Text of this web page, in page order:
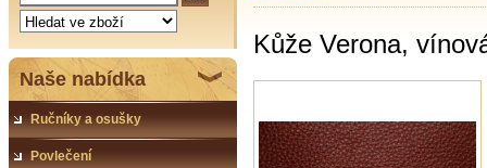
Naše nabídka
Ručníky a osušky
Povlečení
Kůže Verona,